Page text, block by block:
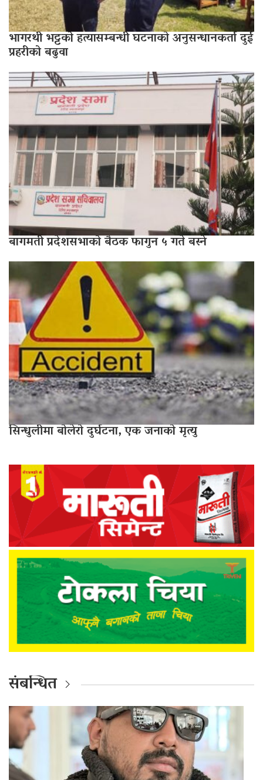
भागरथी भट्टको हत्यासम्बन्धी घटनाको अनुसन्धानकर्ता दुई
प्रहरीको बढुवा
बागमती प्रदेशसभाको बैठक फागुन ५ गते बस्ने
सिन्धुलीमा बोलेरो दुर्घटना, एक जनाको मृत्यु
संबन्धित